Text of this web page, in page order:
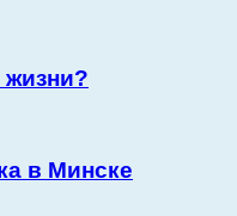
жизни?
в Минске